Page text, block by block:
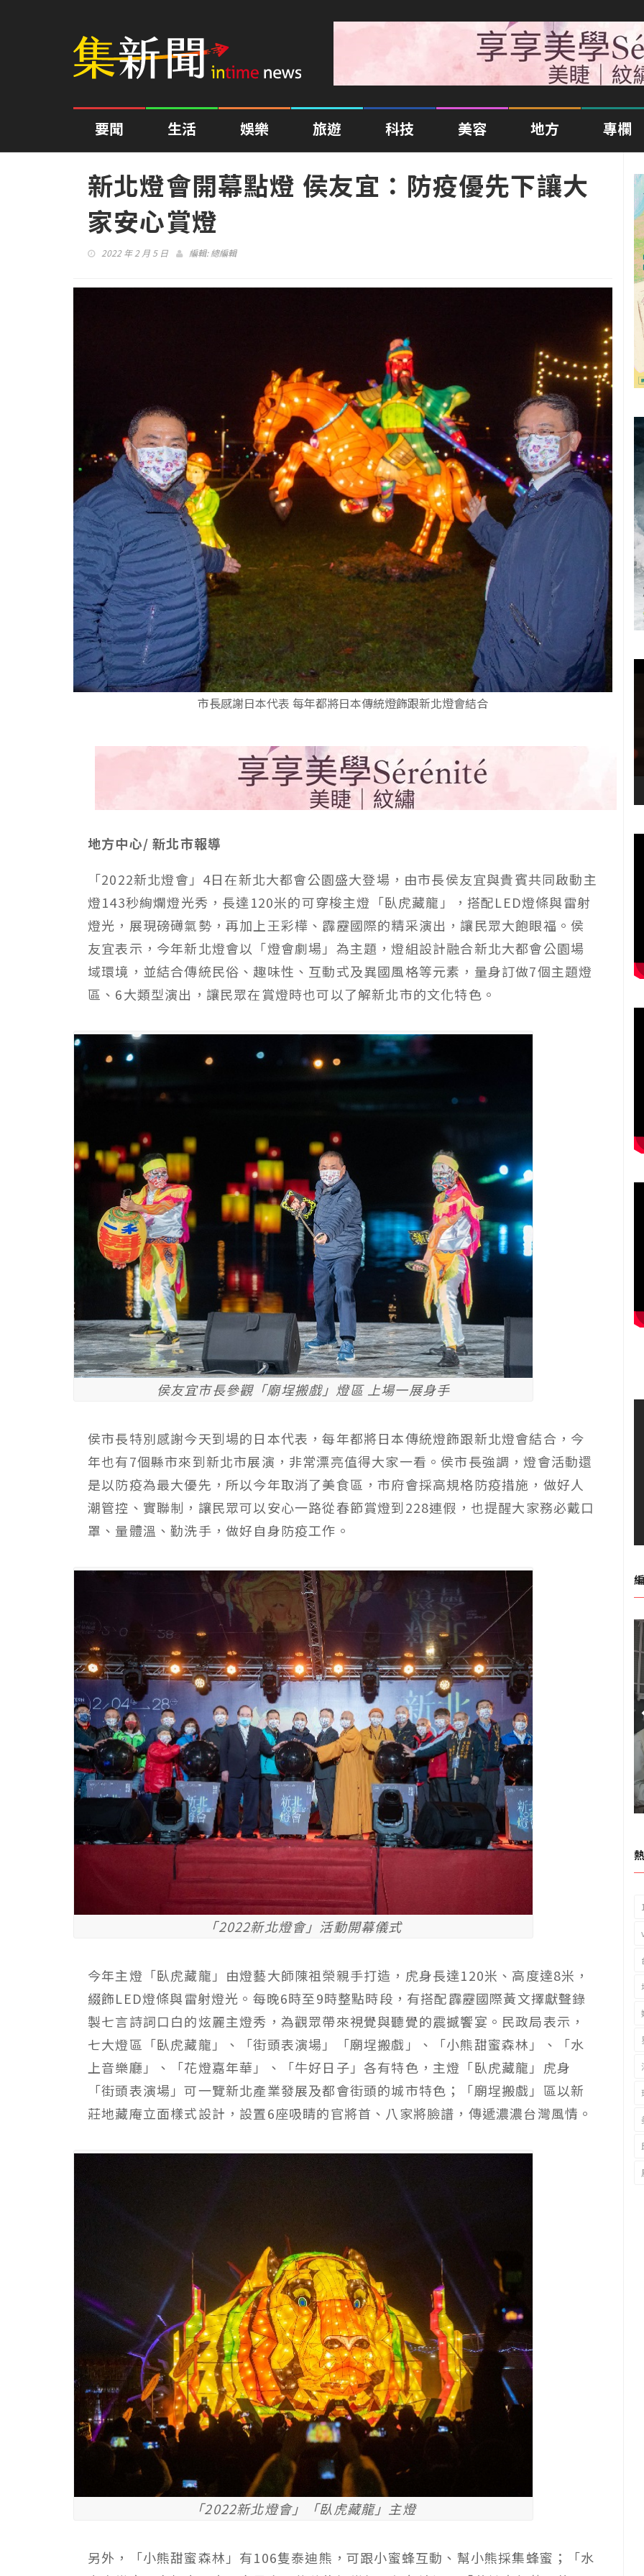
要聞 生活 娛樂 旅遊 科技 美容 地方 專欄
新北燈會開幕點燈 侯友宜：防疫優先下讓大
家安心賞燈
2022 年 2 月 5 日 編輯:總編輯
市長感謝日本代表 每年都將日本傳統燈飾跟新北燈會結合
地方中心/ 新北市報導
「2022新北燈會」4日在新北大都會公園盛大登場，由市長侯友宜與貴賓共同啟動主
燈143秒絢爛燈光秀，長達120米的可穿梭主燈「臥虎藏龍」，搭配LED燈條與雷射
燈光，展現磅礡氣勢，再加上王彩樺、霹靂國際的精采演出，讓民眾大飽眼福。侯
友宜表示，今年新北燈會以「燈會劇場」為主題，燈組設計融合新北大都會公園場
域環境，並結合傳統民俗、趣味性、互動式及異國風格等元素，量身訂做7個主題燈
區、6大類型演出，讓民眾在賞燈時也可以了解新北市的文化特色。
侯友宜市長參觀「廟埕搬戲」燈區 上場一展身手
侯市長特別感謝今天到場的日本代表，每年都將日本傳統燈飾跟新北燈會結合，今
年也有7個縣市來到新北市展演，非常漂亮值得大家一看。侯市長強調，燈會活動還
是以防疫為最大優先，所以今年取消了美食區，市府會採高規格防疫措施，做好人
潮管控、實聯制，讓民眾可以安心一路從春節賞燈到228連假，也提醒大家務必戴口
罩、量體溫、勤洗手，做好自身防疫工作。
「2022新北燈會」活動開幕儀式
今年主燈「臥虎藏龍」由燈藝大師陳祖榮親手打造，虎身長達120米、高度達8米，
綴飾LED燈條與雷射燈光。每晚6時至9時整點時段，有搭配霹靂國際黃文擇獻聲錄
製七言詩詞口白的炫麗主燈秀，為觀眾帶來視覺與聽覺的震撼饗宴。民政局表示，
七大燈區「臥虎藏龍」、「街頭表演場」「廟埕搬戲」、「小熊甜蜜森林」、「水
上音樂廳」、「花燈嘉年華」、「牛好日子」各有特色，主燈「臥虎藏龍」虎身
「街頭表演場」可一覽新北產業發展及都會街頭的城市特色；「廟埕搬戲」區以新
莊地藏庵立面樣式設計，設置6座吸睛的官將首、八家將臉譜，傳遞濃濃台灣風情。
「2022新北燈會」「臥虎藏龍」主燈
另外，「小熊甜蜜森林」有106隻泰迪熊，可跟小蜜蜂互動、幫小熊採集蜂蜜；「水